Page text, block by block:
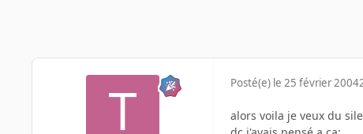
Posté(e) le 25 février 2004
alors voila je veux du